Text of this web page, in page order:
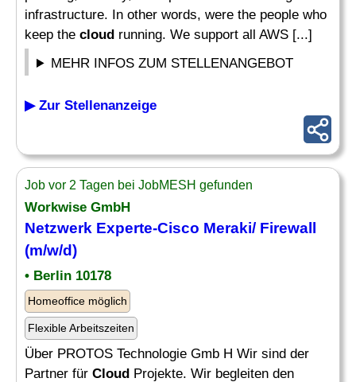
infrastructure. In other words, were the people who
keep the cloud running. We support all AWS [...]
MEHR INFOS ZUM STELLENANGEBOT
▶ Zur Stellenanzeige
Job vor 2 Tagen bei JobMESH gefunden
Workwise GmbH
Netzwerk Experte-Cisco Meraki/ Firewall
(m/w/d)
• Berlin 10178
Homeoffice möglich
Flexible Arbeitszeiten
Über PROTOS Technologie Gmb H Wir sind der
Partner für Cloud Projekte. Wir begleiten den